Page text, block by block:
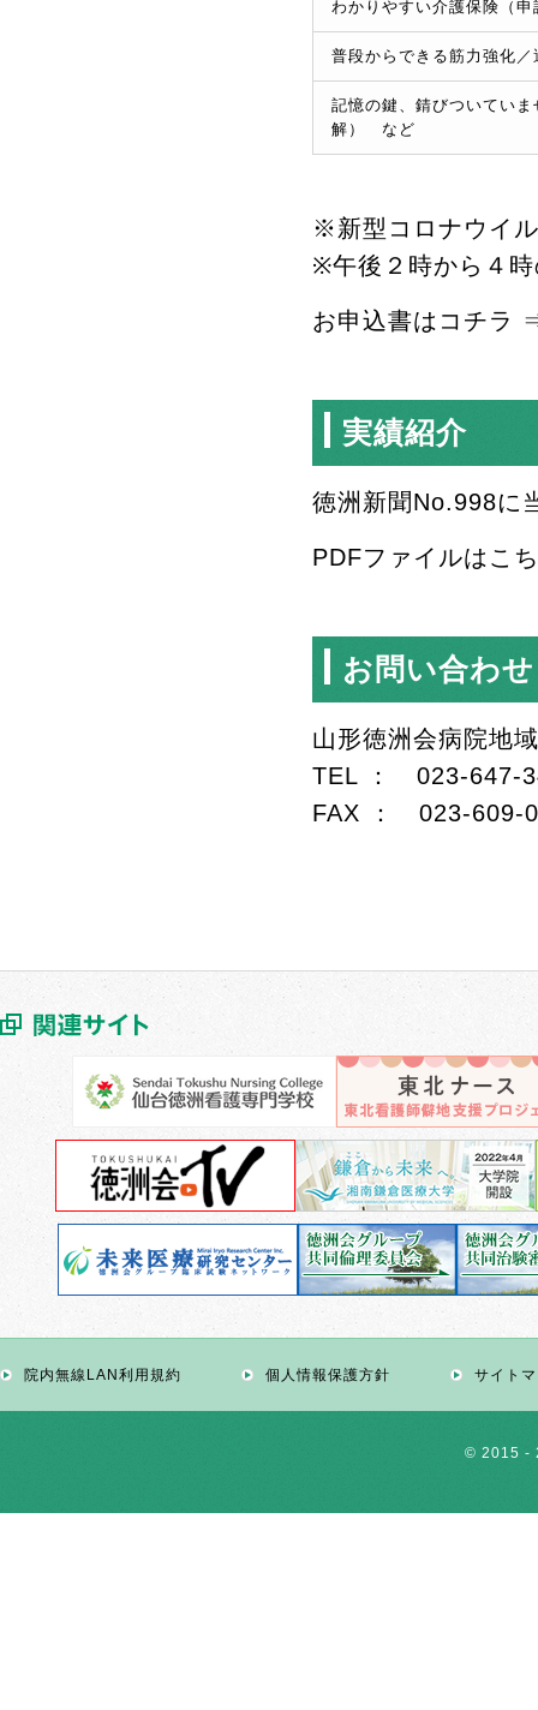
わかりやすい介護保険（
普段からできる筋力強化
記憶の鍵、錆びついてい
解） など
※新型コロナウイ
※午後２時から４
お申込書はコチラ
実績紹介
徳洲新聞No.998に
PDFファイルはこ
お問い合わせ
山形徳洲会病院地
TEL ： 023-647-
FAX ： 023-609-
院内無線LAN利用規約 個人情報保護方針 サイト
© 2015 -